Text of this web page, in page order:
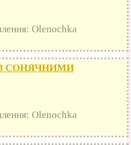
Olenochka
СОНЯЧНИМИ
Olenochka